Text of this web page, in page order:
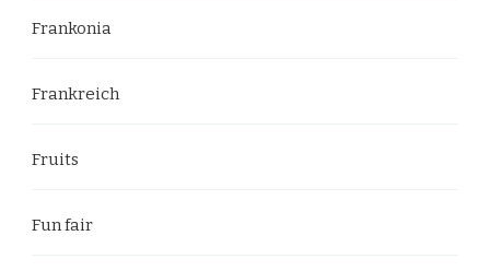
Frankonia
Frankreich
Fruits
Fun fair